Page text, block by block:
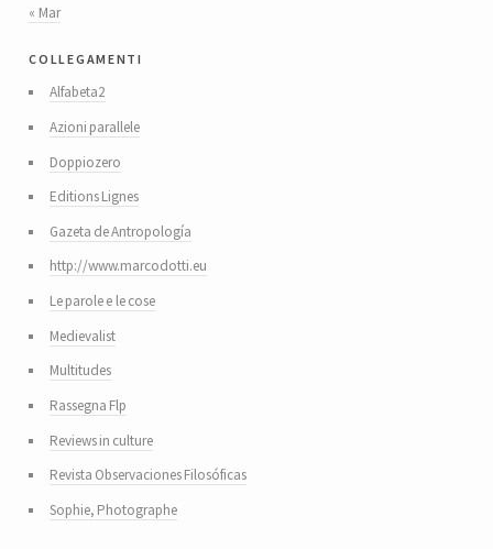
« Mar
collegamenti
Alfabeta2
Azioni parallele
Doppiozero
Editions Lignes
Gazeta de Antropología
http://www.marcodotti.eu
Le parole e le cose
Medievalist
Multitudes
Rassegna Flp
Reviews in culture
Revista Observaciones Filosóficas
Sophie, Photographe